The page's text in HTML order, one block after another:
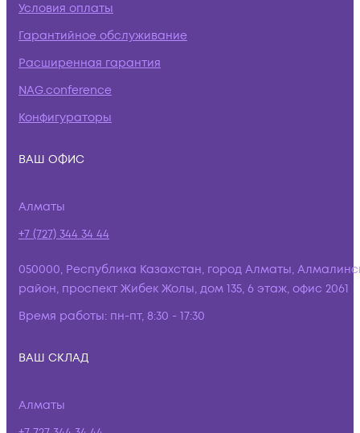
Условия оплаты
Гарантийное обслуживание
Расширенная гарантия
NAG.conference
Конфигураторы
ВАШ ОФИС
Алматы
+7 (727) 344 34 44
050000, Республика Казахстан, город Алматы,
район, проспект Жибек Жолы, дом 135, 6 этаж, офис 2061
Время работы: пн-пт, 8:30 - 17:30
ВАШ СКЛАД
Алматы